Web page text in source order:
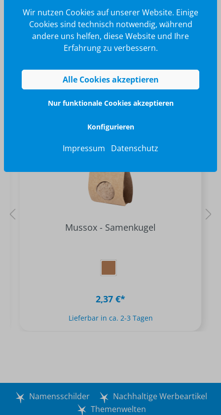
Jetzt anfragen
Ähnliche Produkte
Mussox - Samenkugel
2,37 €*
Lieferbar in ca. 2-3 Tagen
Namensschilder
Nachhaltige Werbeartikel
Themenwelten
Wir nutzen Cookies auf unserer Website. Einige
Cookies sind technisch notwendig, während
andere uns helfen, diese Website und Ihre
Erfahrung zu verbessern.
Alle Cookies akzeptieren
Nur funktionale Cookies akzeptieren
Konfigurieren
Impressum Datenschutz